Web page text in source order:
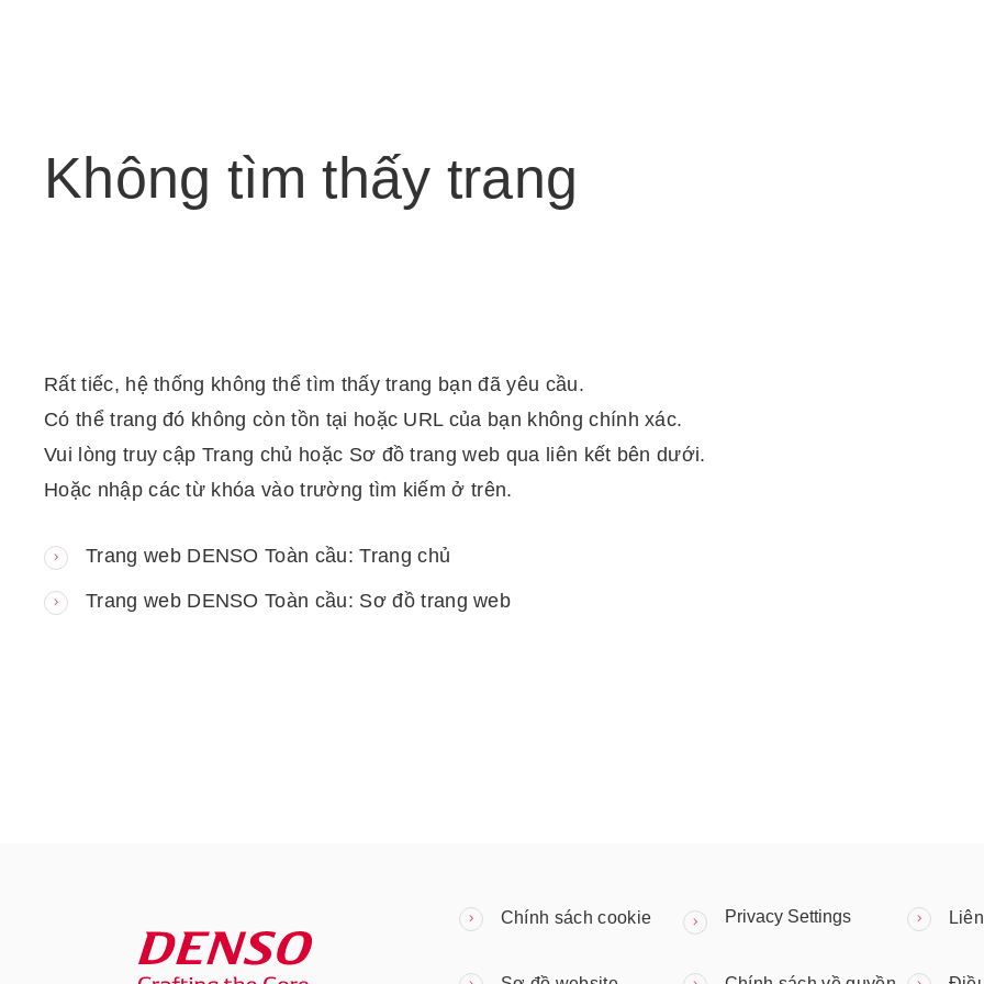
Không tìm thấy trang
Rất tiếc, hệ thống không thể tìm thấy trang bạn đã yêu cầu.
Có thể trang đó không còn tồn tại hoặc URL của bạn không chính xác.
Vui lòng truy cập Trang chủ hoặc Sơ đồ trang web qua liên kết bên dưới.
Hoặc nhập các từ khóa vào trường tìm kiếm ở trên.
Trang web DENSO Toàn cầu: Trang chủ
Trang web DENSO Toàn cầu: Sơ đồ trang web
Chính sách cookie Privacy Settings